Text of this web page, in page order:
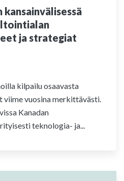
ja strategiat
kilpailu osaavasta
vuosina merkittävästi.
Kanadan
teknologia- ja...